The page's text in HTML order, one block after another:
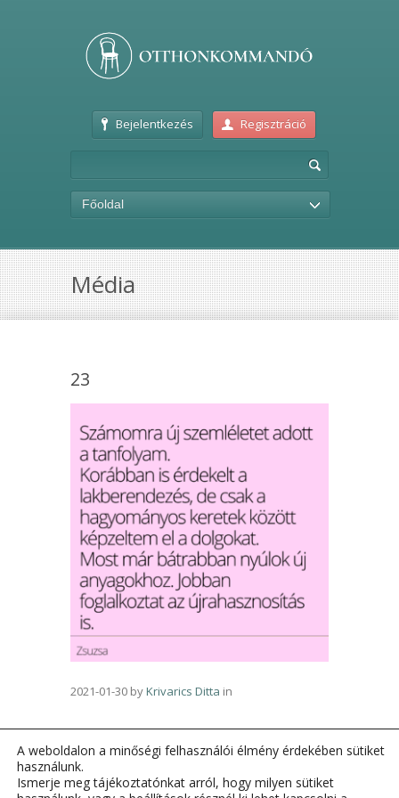
Bejelentkezés Regisztráció
Főoldal
Média
23
2021-01-30 byKrivarics Ditta in
A weboldalon a minőségi felhasználói élmény érdekében sütiket
használunk.
Ismerje meg tájékoztatónkat arról, hogy milyen sütiket